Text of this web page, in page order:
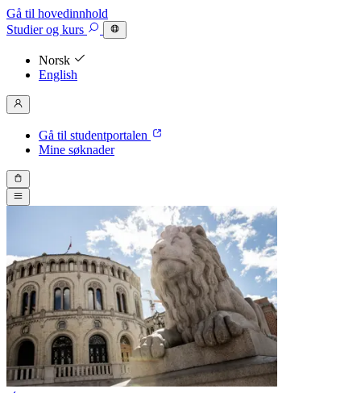
Gå til hovedinnhold
Studierog kurs
Norsk
English
Gå til studentportalen
Mine søknader